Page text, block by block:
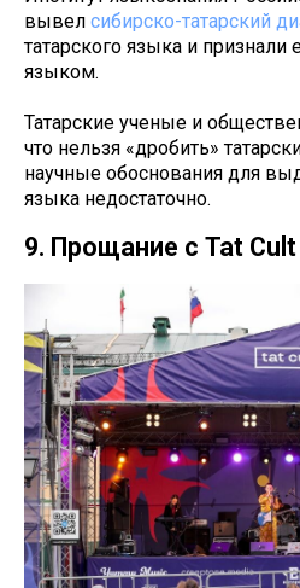
вывел сибирско-татарский
татарского языка и признали
языком.
Татарские ученые и
что нельзя «дробить»
научные обоснования для
языка недостаточно.
9. Прощание с Tat